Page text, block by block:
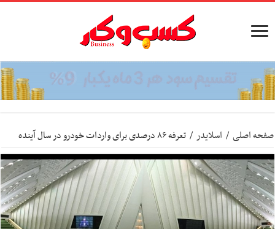
صفحه اصلی / اسلایدر / تعرفه ٨۶ درصدی برای واردات خودرو در سال آینده